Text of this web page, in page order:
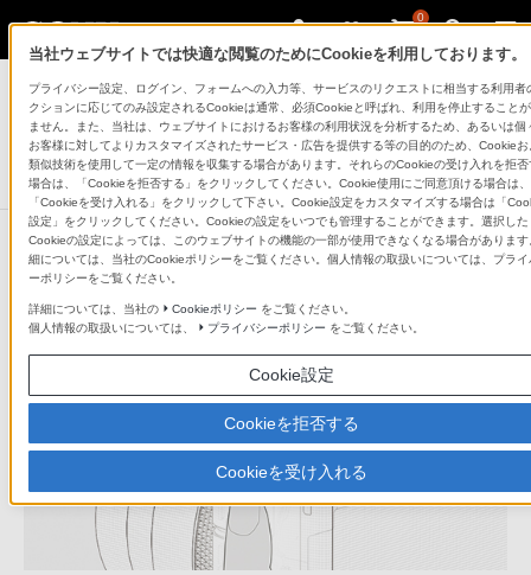
0
デジタルスチルカメラ Cyber-shot
デジタルスチルカメラ
RX100 VII(DSC-RX100M7/RX100M7G)
当社ウェブサイトでは快適な閲覧のためにCookieを利用しております。
プライバシー設定、ログイン、フォームへの入力等、サービスのリクエストに相当する利用者
クションに応じてのみ設定されるCookieは通常、必須Cookieと呼ばれ、利用を停止すること
ません。また、当社は、ウェブサイトにおけるお客様の利用状況を分析するため、あるいは個
お客様に対してよりカスタマイズされたサービス・広告を提供する等の目的のため、Cookieお
類似技術を使用して一定の情報を収集する場合があります。それらのCookieの受け入れを拒否
場合は、「Cookieを拒否する」をクリックしてください。Cookie使用にご同意頂ける場合は、
「Cookieを受け入れる」をクリックして下さい。Cookie設定をカスタマイズする場合は「
設定」をクリックしてください。Cookieの設定をいつでも管理することができます。選択した
Cookieの設定によっては、このウェブサイトの機能の一部が使用できなくなる場合があります
細については、当社のCookieポリシーをご覧ください。個人情報の取扱いについては、プライ
ーポリシーをご覧ください。
詳細については、当社の Cookieポリシー をご覧ください。
個人情報の取扱いについては、
プライバシーポリシー をご覧ください。
Cookie設定
Cookieを拒否する
Cookieを受け入れる